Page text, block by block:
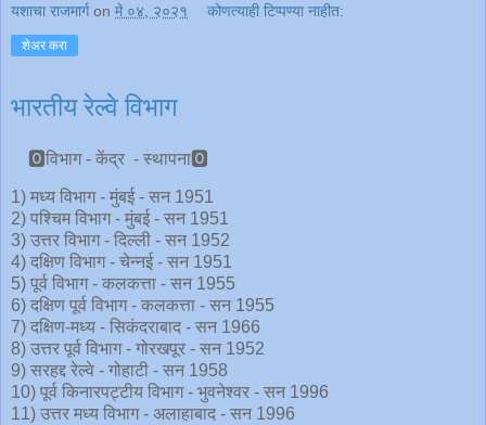
यशाचा राजमार्ग on मे ०४, २०२१ कोणत्याही टिप्पण्‍या नाहीत:
शेअर करा
भारतीय रेल्वे विभाग
🅾विभाग - केंद्र - स्थापना🅾
1) मध्य विभाग - मुंबई - सन 1951
2) पश्चिम विभाग - मुंबई - सन 1951
3) उत्तर विभाग - दिल्ली - सन 1952
4) दक्षिण विभाग - चेन्नई - सन 1951
5) पूर्व विभाग - कलकत्ता - सन 1955
6) दक्षिण पूर्व विभाग - कलकत्ता - सन 1955
7) दक्षिण-मध्य - सिकंदराबाद - सन 1966
8) उत्तर पूर्व विभाग - गोरखपूर - सन 1952
9) सरहद्द रेल्वे - गोहाटी - सन 1958
10) पूर्व किनारपट्टीय विभाग - भुवनेश्वर - सन 1996
11) उत्तर मध्य विभाग - अलाहाबाद - सन 1996